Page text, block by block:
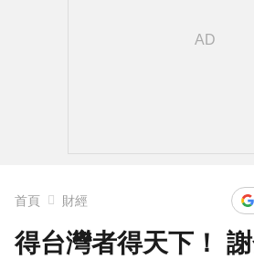
首頁 財經
得台灣者得天下！